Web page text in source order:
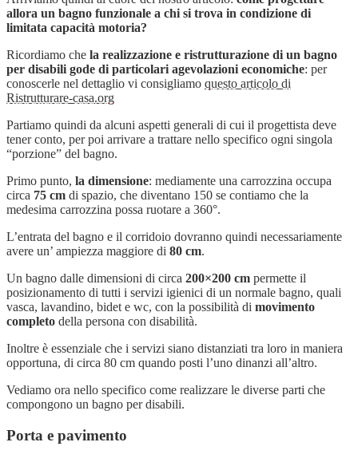
allora un bagno funzionale a chi si trova in condizione di
limitata capacità motoria?
Ricordiamo che la realizzazione e ristrutturazione di un bagno
per disabili gode di particolari agevolazioni economiche: per
conoscerle nel dettaglio vi consigliamo questo articolo di
Ristrutturare-casa.org
Partiamo quindi da alcuni aspetti generali di cui il progettista deve
tener conto, per poi arrivare a trattare nello specifico ogni singola
“porzione” del bagno.
Primo punto, la dimensione: mediamente una carrozzina occupa
circa 75 cm di spazio, che diventano 150 se contiamo che la
medesima carrozzina possa ruotare a 360°.
L’entrata del bagno e il corridoio dovranno quindi necessariamente
avere un’ ampiezza maggiore di 80 cm.
Un bagno dalle dimensioni di circa 200×200 cm permette il
posizionamento di tutti i servizi igienici di un normale bagno, quali
vasca, lavandino, bidet e wc, con la possibilità di movimento
completo della persona con disabilità.
Inoltre è essenziale che i servizi siano distanziati tra loro in maniera
opportuna, di circa 80 cm quando posti l’uno dinanzi all’altro.
Vediamo ora nello specifico come realizzare le diverse parti che
compongono un bagno per disabili.
Porta e pavimento